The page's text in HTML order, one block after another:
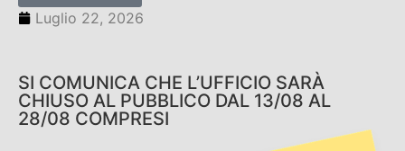
Luglio 22, 2026
SI COMUNICA CHE L’UFFICIO SARÀ
CHIUSO AL PUBBLICO DAL 13/08 AL
28/08 COMPRESI